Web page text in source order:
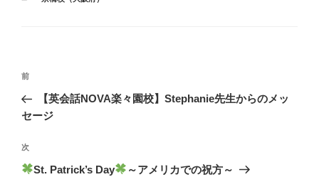
投
ナ
ゲ
ー
前
の
投
前
【英会話NOVA楽々園校】Stephanie先生からのメッ
セージ
次
の
次
St. Patrick’s Day ～アメリカでの祝方～